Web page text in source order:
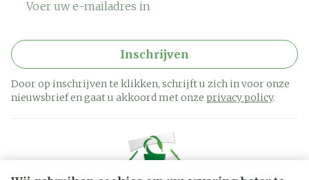
Inschrijven
Door op inschrijven te klikken, schrijft u zich in voor onze
nieuwsbrief en gaat u akkoord met onze privacy policy.